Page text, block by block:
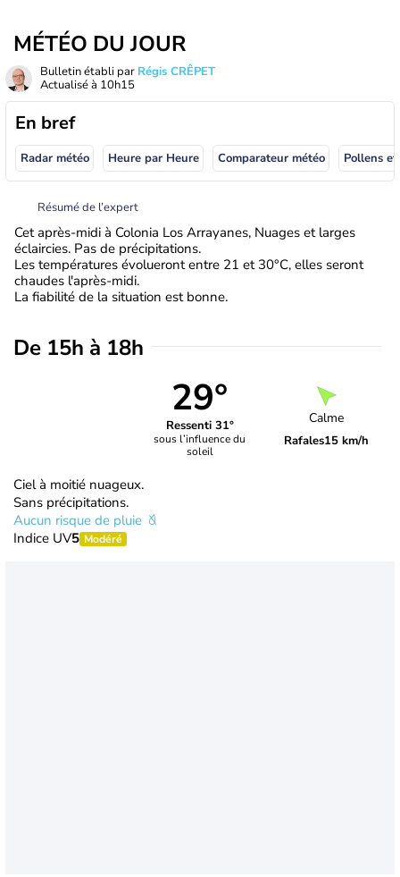
MÉTÉO DU JOUR
Bulletin établi par Régis CRÊPET
Actualisé à 10h15
En bref
Radar météo Heure par Heure Comparateur météo Pollens
Résumé de l’expert
Cet après-midi à Colonia Los Arrayanes, Nuages et larges
éclaircies. Pas de précipitations.
Les températures évolueront entre 21 et 30°C, elles seront
chaudes l'après-midi.
La fiabilité de la situation est bonne.
De 15h à 18h
29°
Ressenti 31°
sous l’influence du
soleil
Calme
Rafales15 km/h
Ciel à moitié nuageux.
Sans précipitations.
Aucun risque de pluie
Indice UV5 Modéré